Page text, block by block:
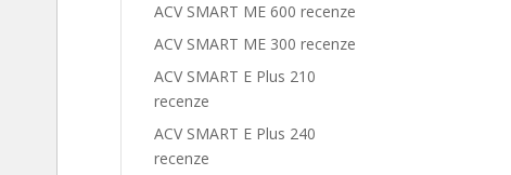
ACV SMART ME 600 recenze
ACV SMART ME 300 recenze
ACV SMART E Plus 210
recenze
ACV SMART E Plus 240
recenze